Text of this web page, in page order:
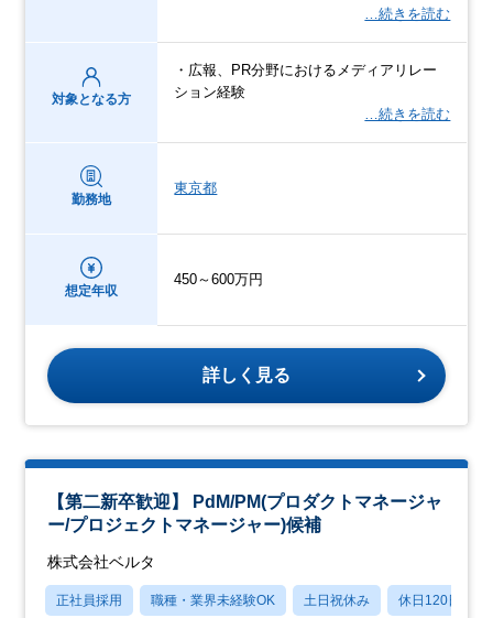
…続きを読む
対象となる方
・広報、PR分野におけるメディアリレー
ション経験
…続きを読む
勤務地
東京都
想定年収
450～600万円
詳しく見る
【第二新卒歓迎】 PdM/PM(プロダクトマネージャ
ー/プロジェクトマネージャー)候補
株式会社ベルタ
正社員採用 職種・業界未経験OK 土日祝休み 休日120日以上